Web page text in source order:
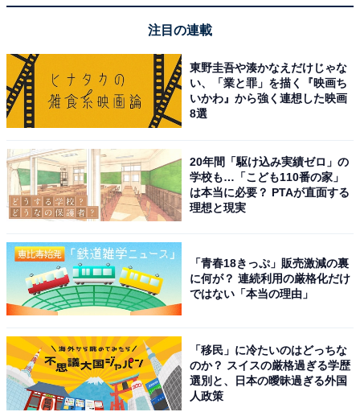
こちらもおすすめ
【ワークマン新商品】見た目以上の収納力！ 街
ーチとしても◎
注目の連載
東野圭吾や湊かなえだけじゃな
い、「業と罪」を描く『映画ち
いかわ』から強く連想した映画
8選
20年間「駆け込み実績ゼロ」の
学校も…「こども110番の家」
は本当に必要？ PTAが直面する
理想と現実
「青春18きっぷ」販売激減の裏
に何が？ 連続利用の厳格化だけ
ではない「本当の理由」
「移民」に冷たいのはどっちな
のか？ スイスの厳格過ぎる学歴
選別と、日本の曖昧過ぎる外国
人政策